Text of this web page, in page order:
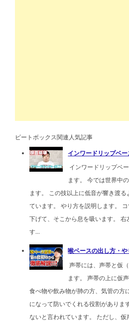
ビートボックス関連人気記事
インワードリップベ
インワードリップベ
ます。 今では世界中
ます。 この技以上に低音が響き渡
ています。 やり方を説明します。
下げて、そこから息を吸います。 右
す...
喉ベースの出し方・
声帯には、声帯と仮
ます。 声帯の上に仮
食べ物や飲み物が肺の方、気管の方
になって防いでくれる役割がありま
ないと言われています。 ただし、仮